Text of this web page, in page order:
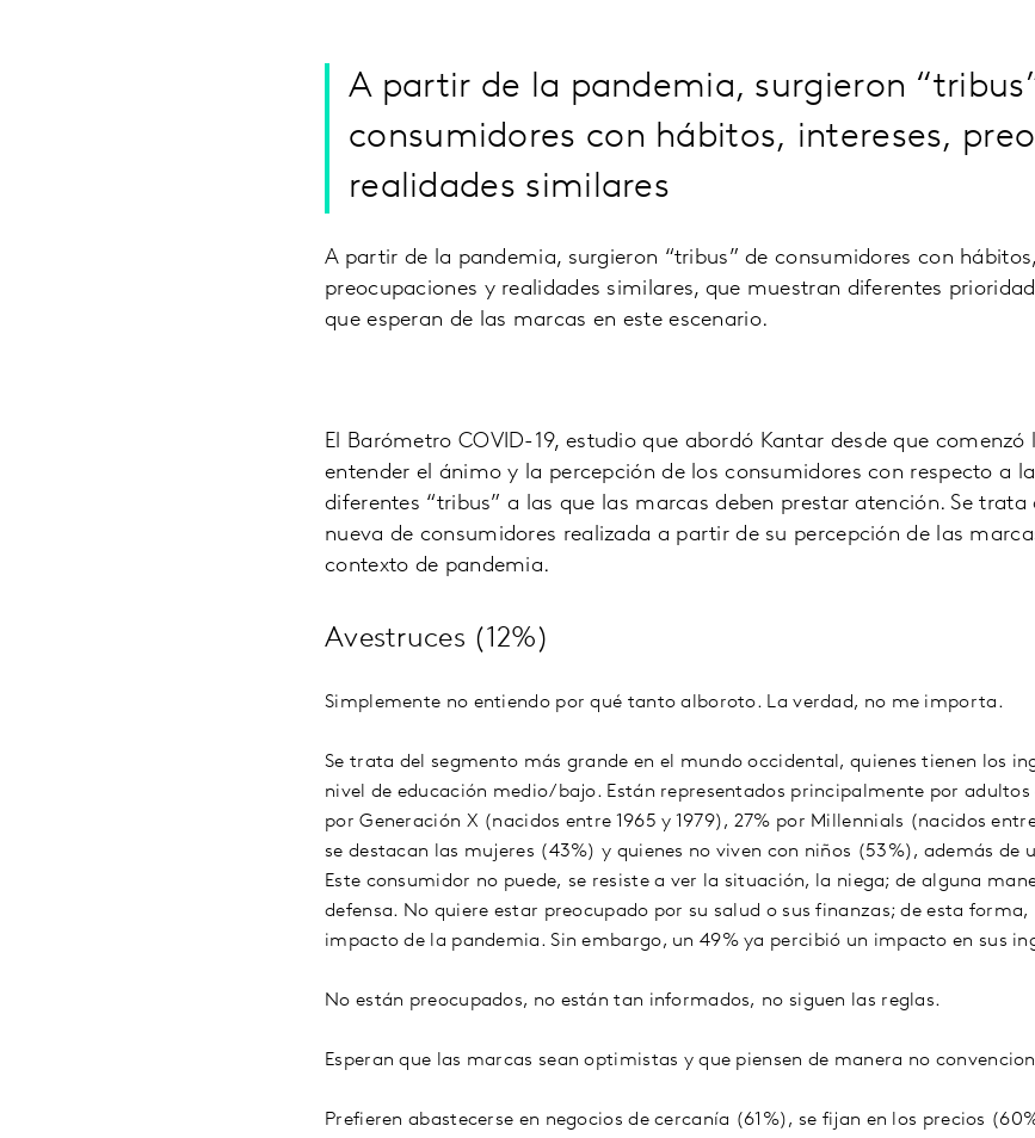
A partir de la pandemia, surgieron
consumidores con hábitos, intereses,
realidades similares
A partir de la pandemia, surgieron “tribus” de consumidores con
preocupaciones y realidades similares, que muestran diferentes
que esperan de las marcas en este escenario.
El Barómetro COVID-19, estudio que abordó Kantar desde que
entender el ánimo y la percepción de los consumidores con respecto a
diferentes “tribus” a las que las marcas deben prestar atención. Se
nueva de consumidores realizada a partir de su percepción de las
contexto de pandemia.
Avestruces (12%)
Simplemente no entiendo por qué tanto alboroto. La verdad, no me importa.
Se trata del segmento más grande en el mundo occidental, quienes tienen los
nivel de educación medio/bajo. Están representados principalmente por
por Generación X (nacidos entre 1965 y 1979), 27% por Millennials (nacidos
se destacan las mujeres (43%) y quienes no viven con niños (53%), además de
Este consumidor no puede, se resiste a ver la situación, la niega; de alguna
defensa. No quiere estar preocupado por su salud o sus finanzas; de esta forma,
impacto de la pandemia. Sin embargo, un 49% ya percibió un impacto en sus
No están preocupados, no están tan informados, no siguen las reglas.
Esperan que las marcas sean optimistas y que piensen de manera no
Prefieren abastecerse en negocios de cercanía (61%), se fijan en los precios